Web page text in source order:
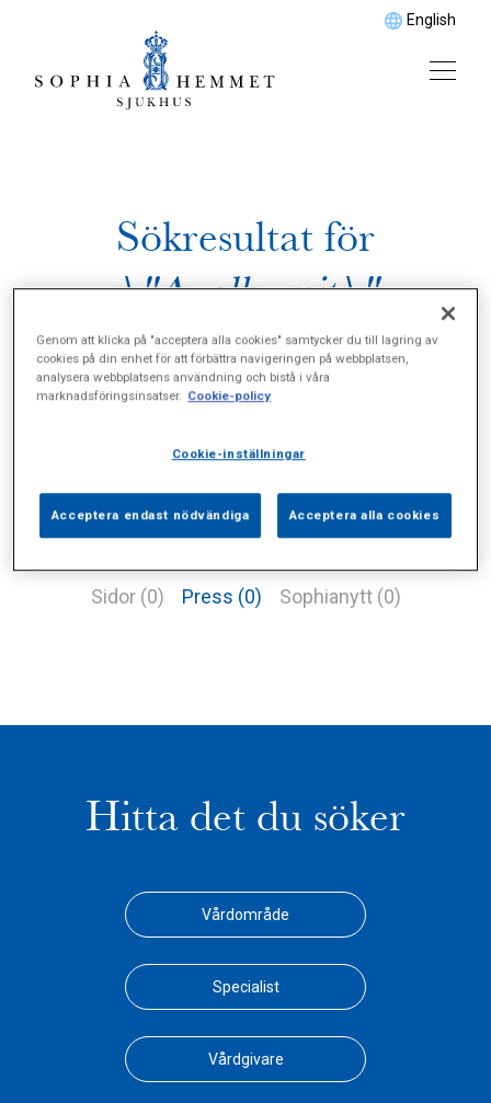
English
Sökresultat för
\"Axelbursit\"
Sidor (0) Press (0) Sophianytt (0)
Hitta det du söker
Vårdområde
Specialist
Vårdgivare
Genom att klicka på "acceptera alla cookies" samtycker du till lagring av
cookies på din enhet för att förbättra navigeringen på webbplatsen,
analysera webbplatsens användning och bistå i våra
marknadsföringsinsatser. Cookie-policy
Cookie-inställningar
Acceptera endast nödvändiga Acceptera alla cookies